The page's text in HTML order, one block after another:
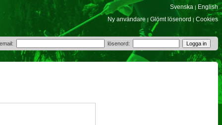
Svenska | English
Ny användare | Glömt lösenord | Cookies
lösenord: